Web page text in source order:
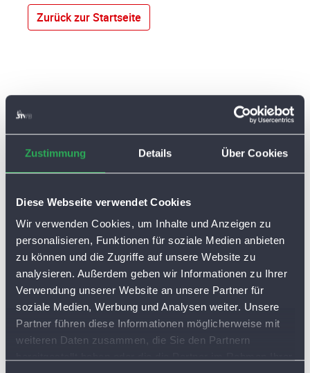
Zustimmung Details Über Cookies
Diese Webseite verwendet Cookies
Wir verwenden Cookies, um Inhalte und Anzeigen zu
personalisieren, Funktionen für soziale Medien anbieten
zu können und die Zugriffe auf unsere Website zu
analysieren. Außerdem geben wir Informationen zu Ihrer
Verwendung unserer Website an unsere Partner für
soziale Medien, Werbung und Analysen weiter. Unsere
Partner führen diese Informationen möglicherweise mit
weiteren Daten zusammen, die Sie den Partnern
Zurück zur Startseite